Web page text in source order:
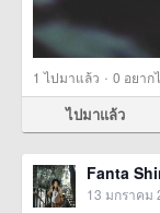
1 ไปมาแล้ว · 0 อยาก
ไปมาแล้ว
Fanta
13 มกราคม